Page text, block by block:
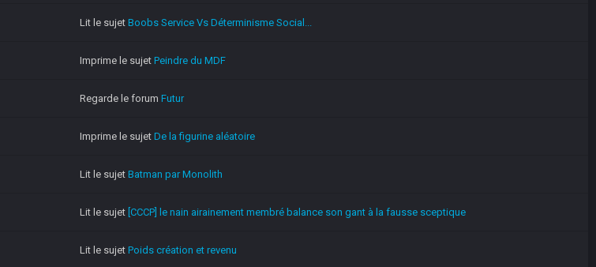
Lit le sujet Boobs Service Vs Déterminisme Social...
Imprime le sujet Peindre du MDF
Regarde le forum Futur
Imprime le sujet De la figurine aléatoire
Lit le sujet Batman par Monolith
Lit le sujet [CCCP] le nain airainement membré balance son gant à la fausse sceptique
Lit le sujet Poids création et revenu